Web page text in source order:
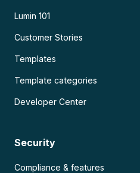
Lumin 101
Customer Stories
Templates
Template categories
Developer Center
Security
Compliance & features